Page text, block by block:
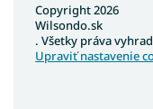
Copyright 2026
Wilsondo.sk
. Všetky práva
Upraviť nastavenie